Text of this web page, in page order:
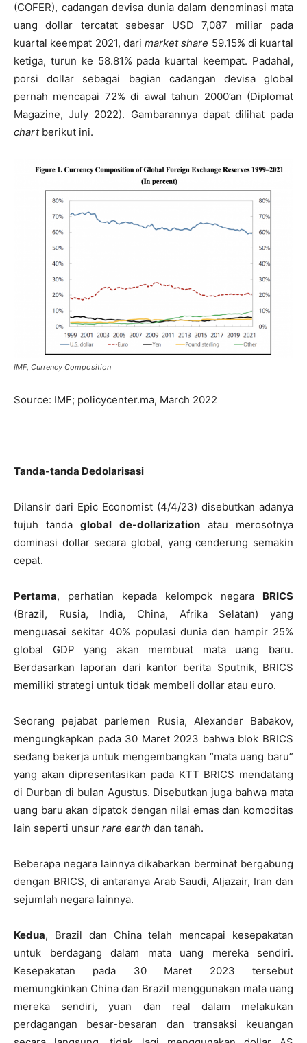
(COFER), cadangan devisa dunia dalam denominasi mata
uang dollar tercatat sebesar USD 7,087 miliar pada
kuartal keempat 2021, dari market share 59.15% di kuartal
ketiga, turun ke 58.81% pada kuartal keempat. Padahal,
porsi dollar sebagai bagian cadangan devisa global
pernah mencapai 72% di awal tahun 2000’an (Diplomat
Magazine, July 2022). Gambarannya dapat dilihat pada
chartberikut ini.
IMF, Currency Composition
Source: IMF; policycenter.ma, March 2022
Tanda-tanda Dedolarisasi
Dilansir dari Epic Economist (4/4/23) disebutkan adanya
tujuh tandaglobal de-dollarizationatau merosotnya
dominasi dollar secara global, yang cenderung semakin
cepat.
Pertama, perhatian kepada kelompok negara BRICS
(Brazil, Rusia, India, China, Afrika Selatan) yang
menguasai sekitar 40% populasi dunia dan hampir 25%
global GDP yang akan membuat mata uang baru.
Berdasarkan laporan dari kantor berita Sputnik, BRICS
memiliki strategi untuk tidak membeli dollar atau euro.
Seorang pejabat parlemen Rusia, Alexander Babakov,
mengungkapkan pada 30 Maret 2023 bahwa blok BRICS
sedang bekerja untuk mengembangkan “mata uang baru”
yang akan dipresentasikan pada KTT BRICS mendatang
di Durban di bulan Agustus. Disebutkan juga bahwa mata
uang baru akan dipatok dengan nilai emas dan komoditas
lain seperti unsur rare earth dan tanah.
Beberapa negara lainnya dikabarkan berminat bergabung
dengan BRICS, di antaranya Arab Saudi, Aljazair, Iran dan
sejumlah negara lainnya.
Kedua, Brazil dan China telah mencapai kesepakatan
untuk berdagang dalam mata uang mereka sendiri.
Kesepakatan pada 30 Maret 2023 tersebut
memungkinkan China dan Brazil menggunakan mata uang
mereka sendiri, yuan dan real dalam melakukan
perdagangan besar-besaran dan transaksi keuangan